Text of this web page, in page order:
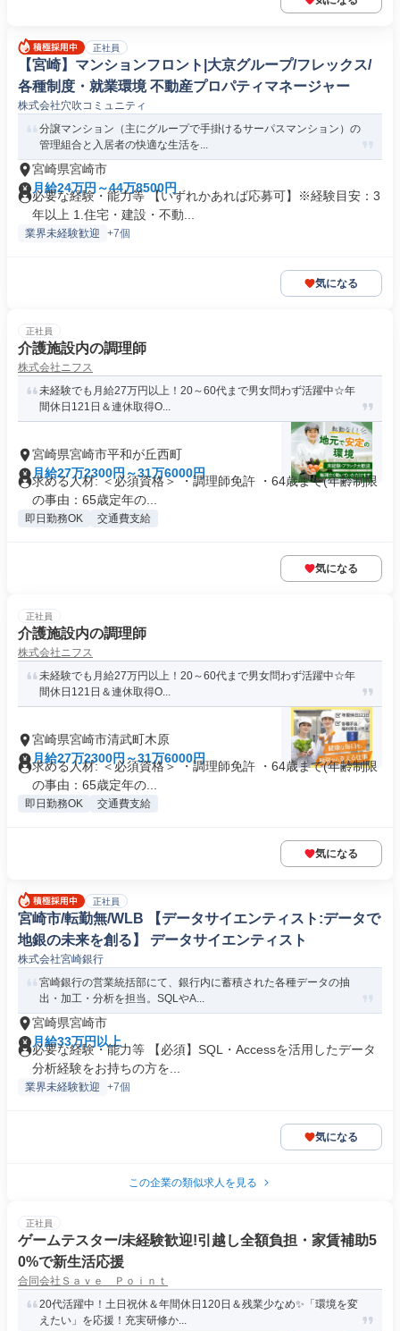
正社員
【宮崎】マンションフロント|大京グループ/フレックス/
各種制度・就業環境 不動産プロパティマネージャー
株式会社穴吹コミュニティ
分譲マンション（主にグループで手掛けるサーパスマンション）の
管理組合と入居者の快適な生活を...
宮崎県宮崎市
月給24万円～44万8500円
必要な経験・能力等 【いずれかあれば応募可】※経験目安：3
年以上 1.住宅・建設・不動...
業界未経験歓迎 +7個
気になる
正社員
介護施設内の調理師
株式会社ニフス
未経験でも月給27万円以上！20～60代まで男女問わず活躍中☆年
間休日121日＆連休取得O...
宮崎県宮崎市平和が丘西町
月給27万2300円～31万6000円
求める人材: ＜必須資格＞ ・調理師免許 ・64歳まで(年齢制限
の事由：65歳定年の...
即日勤務OK 交通費支給
気になる
正社員
介護施設内の調理師
株式会社ニフス
未経験でも月給27万円以上！20～60代まで男女問わず活躍中☆年
間休日121日＆連休取得O...
宮崎県宮崎市清武町木原
月給27万2300円～31万6000円
求める人材: ＜必須資格＞ ・調理師免許 ・64歳まで(年齢制限
の事由：65歳定年の...
即日勤務OK 交通費支給
気になる
正社員
宮崎市/転勤無/WLB 【データサイエンティスト:データで
地銀の未来を創る】 データサイエンティスト
株式会社宮崎銀行
宮崎銀行の営業統括部にて、銀行内に蓄積された各種データの抽
出・加工・分析を担当。SQLやA...
宮崎県宮崎市
月給33万円以上
必要な経験・能力等 【必須】SQL・Accessを活用したデータ
分析経験をお持ちの方を...
業界未経験歓迎 +7個
気になる
この企業の類似求人を見る
正社員
ゲームテスター/未経験歓迎!引越し全額負担・家賃補助5
0%で新生活応援
合同会社Ｓａｖｅ Ｐｏｉｎｔ
20代活躍中！土日祝休＆年間休日120日＆残業少なめ✨「環境を変
えたい」を応援！充実研修か...